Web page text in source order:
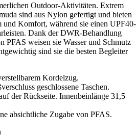
Outdoor-Aktivitäten. Extrem
sind aus Nylon gefertigt und bieten
und Komfort, während sie einen UPF40-
Dank der DWR-Behandlung
PFAS weisen sie Wasser und Schmutz
sind sie die besten Begleiter
Kordelzug.
geschlossene Taschen.
der Rückseite. Innenbeinlänge 31,5
absichtliche Zugabe von PFAS.